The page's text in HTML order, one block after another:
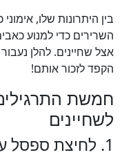
בין היתרונות שלו,
השרירים כדי למנוע
אצל שחיינים. להלן
הקפד לזכור אותם!
חמשת
לשחיינים
1. לחיצת ספסל עם משקולות